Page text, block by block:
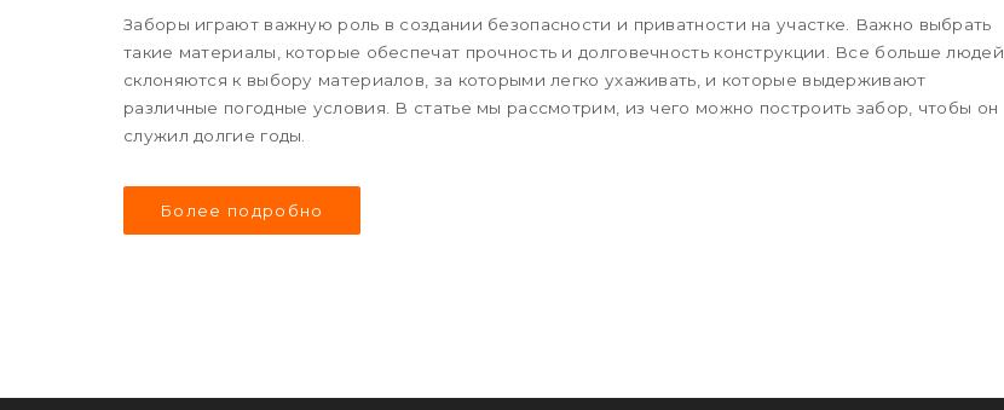
Заборы играют важную роль в создании безопасности и приватности на участке. Важно выбрать
такие материалы, которые обеспечат прочность и долговечность конструкции. Все больше людей
склоняются к выбору материалов, за которыми легко ухаживать, и которые выдерживают
различные погодные условия. В статье мы рассмотрим, из чего можно построить забор, чтобы он
служил долгие годы.
Более подробно